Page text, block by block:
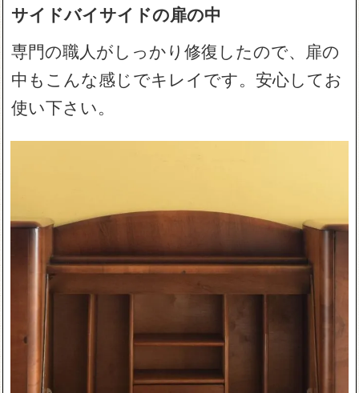
サイドバイサイドの扉の中
専門の職人がしっかり修復したので、扉の
中もこんな感じでキレイです。安心してお
使い下さい。